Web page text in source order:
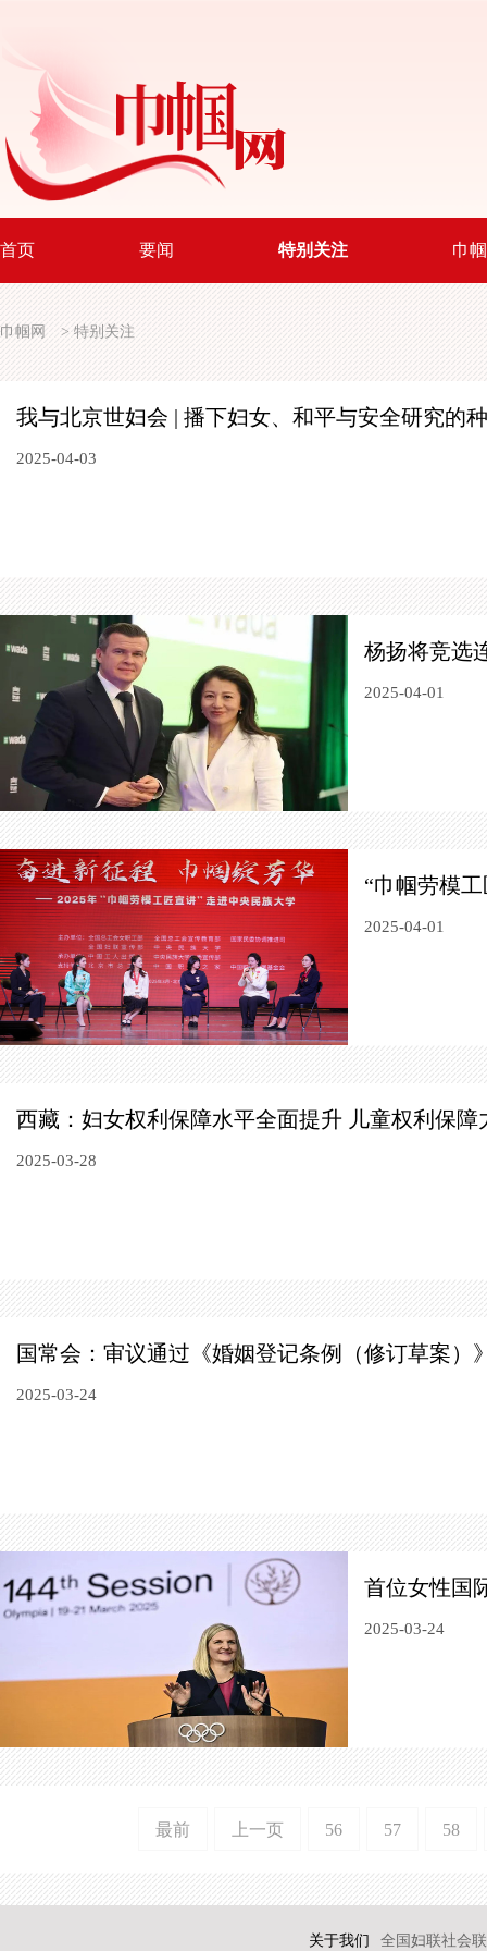
首页 要闻 特别关注 巾
巾帼网 >特别关注
我与北京世妇会 | 播下妇女、和平与安全研究的
2025-04-03
杨扬将竞选
2025-04-01
“巾帼劳模
2025-04-01
西藏：妇女权利保障水平全面提升 儿童权利保障
2025-03-28
国常会：审议通过《婚姻登记条例（修订草案）
2025-03-24
首位女性国
2025-03-24
最前 上一页 56 57 58
关于我们 全国妇联社会